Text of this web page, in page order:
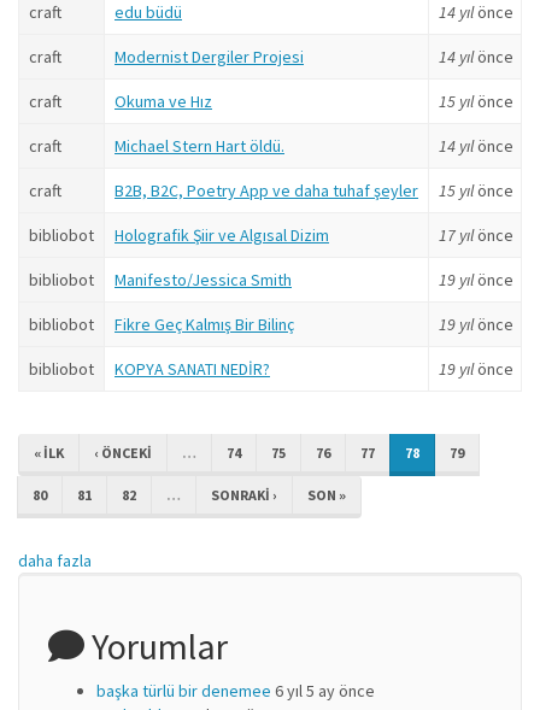
craft edu büdü 14 yılönce
craft Modernist Dergiler Projesi 14 yılönce
craft Okuma ve Hız 15 yılönce
craft Michael Stern Hart öldü. 14 yılönce
craft B2B, B2C, Poetry App ve daha tuhaf şeyler 15 yılönce
bibliobot Holografik Şiir ve Algısal Dizim 17 yılönce
bibliobot Manifesto/Jessica Smith 19 yılönce
bibliobot Fikre Geç Kalmış Bir Bilinç 19 yılönce
bibliobot KOPYA SANATI NEDİR? 19 yılönce
« ILK ‹ ÖNCEKI … 74 75 76 77 78 79
80 81 82 … SONRAKI › SON »
daha fazla
Yorumlar
başka türlü bir denemee 6 yıl 5 ay önce